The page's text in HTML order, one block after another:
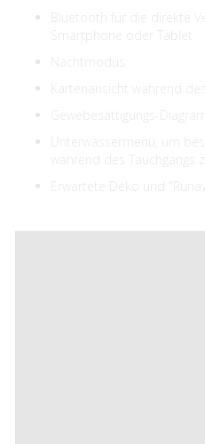
Bluetooth für die direkte
Smartphone oder Tablet
Nachtmodus
Kartenansicht während
Gewebesättigungs-
Unterwassermenü, um
während des Tauchgangs
Erwartete Deko und